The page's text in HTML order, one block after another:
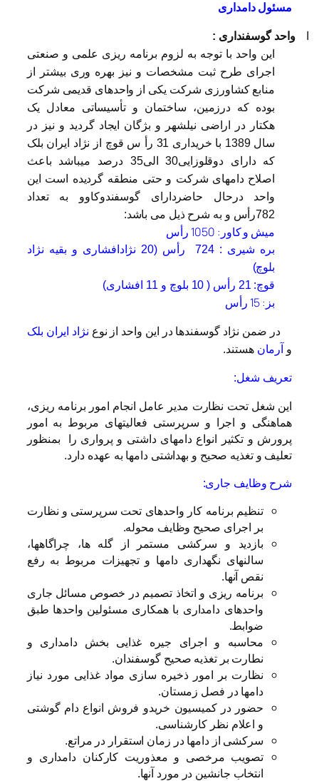
مسئول دامداری
واحد گوسفنداری :
این واحد با توجه به لزوم برنامه ریزی علمی و صنعتی
اجرای طرح ثبت مشخصات و نیز بهره وری بیشتر از
منابع کشاورزی شرکت یکی از واحدهای قدیمی شرکت
بوده که درزمین، ساختمان و تأسیساتی معادل یک
هکتار در اراضی نیلشهر و بژگان ایجاد گردید و نیز در
سال 1389 با خریداری 31 رأ س قوچ از نژاد ایران بلک
که دارای دوقلوزایی30 الی35 درصد میباشد باعث
اصلاح دامهای شرکت و حتی منطقه گردیده است این
واحد درحال حاضردارای گوسفندوکاوو به تعداد
782رأس و به شرح ذیل می باشد:
میش و کاور: 1050 رأس
بره شیری : 724 رأس (20 نژادافشاری و بقیه نژاد
بلوچ)
قوچ: 21 رأس ( 10 بلوچ و 11 افشاری)
بز: 15 رأس
در ضمن نژاد گوسفندها در این واحد از نوع نژاد ایران بلک
و آرمان هستند.
تعریف شغل:
این شغل تحت نظارت مدیر عامل انجام امور برنامه ریزی،
هماهنگی و اجرا و سرپرستی فعالیتهای مربوط به امور
پرورش و تکثیر انواع دامهای داشتی و پرواری را بمنظور
تعلیف و تغذیه صحیح و بهداشتی دامها به عهده دارد.
شرح وظایف جاری:
تنظیم برنامه کار واحدهای تحت سرپرستی و نظارت
بر اجرای صحیح وظایف محوله.
بازدید و سرکشی مستمر از گله ها، چراگاهها،
سالنهای نگهداری دامها و تجهیزات مربوط به رفع
نقص آنها.
برنامه ریزی و اتخاذ تصمیم در خصوص مسائل جاری
واحدهای دامداری با همکاری مسئولین واحدها طبق
ضوابط.
محاسبه و اجرای جیره غذایی بخش دامداری و
نطارت بر تغذیه صحیح گوسفندان.
نظارت بر امور ذخیره سازی مواد غذایی مورد نیاز
دامها در فصل زمستان.
حضور در کمیسیون خریدو فروش انواع دام گوشتی
و اعلام نظر کارشناسی.
سرکشی از دامها در زمان استقرار در مراتع.
تصویب مرخصی و معذوریت کارکنان دامداری و
انتخاب جانشین در مورد آنها.